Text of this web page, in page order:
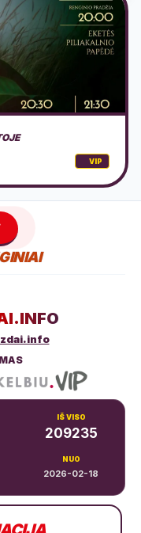
VIP
IŠ VISO
209235
NUO
2026-02-18